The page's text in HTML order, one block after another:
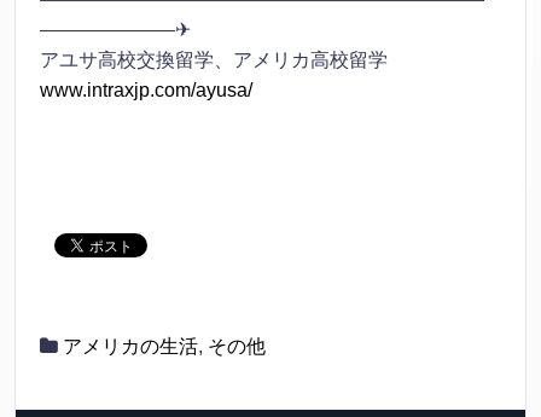
———————✈
アユサ高校交換留学、アメリカ高校留学
www.intraxjp.com/ayusa/
アメリカの生活, その他